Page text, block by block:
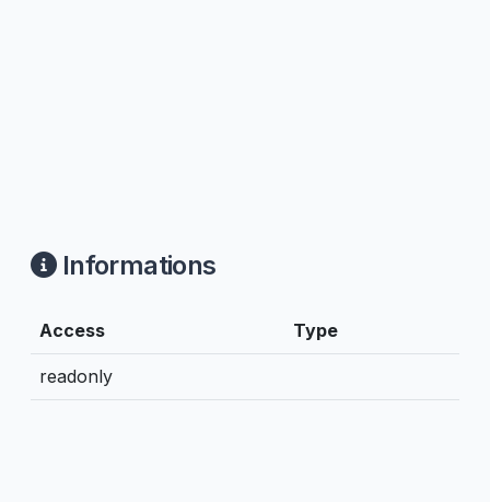
Informations
Access Type
readonly